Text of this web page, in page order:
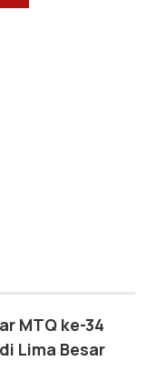
MTQ ke-34
Lima Besar